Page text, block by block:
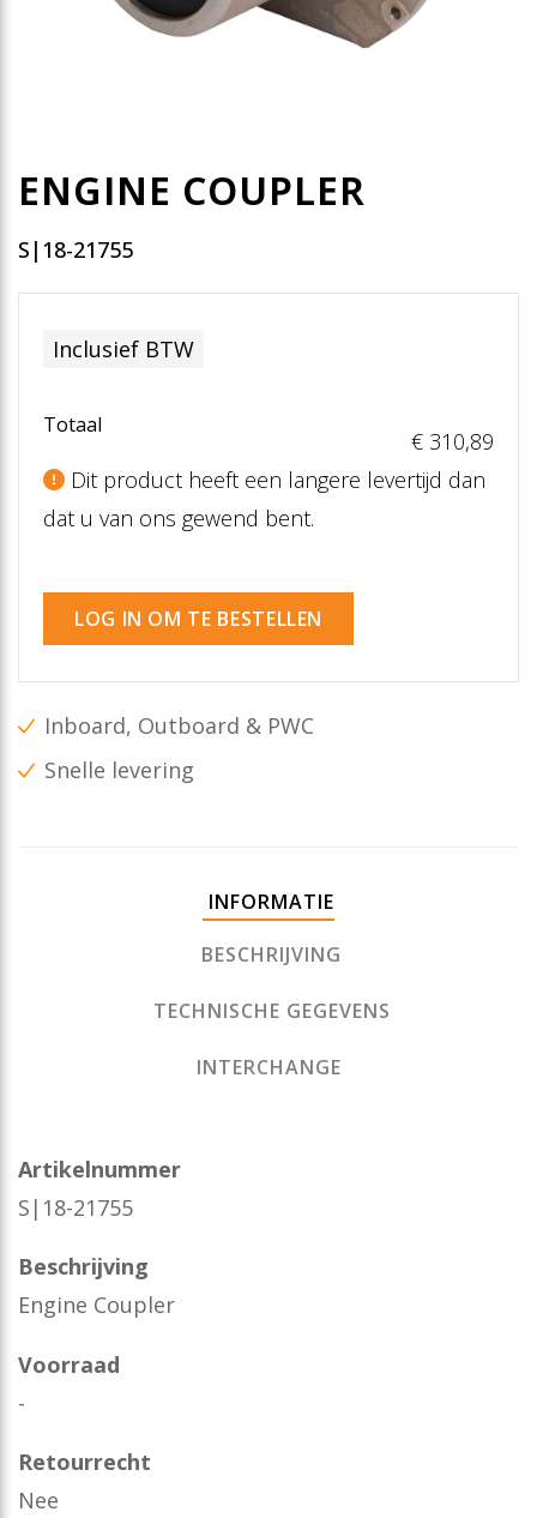
ENGINE COUPLER
S|18-21755
Inclusief BTW
Totaal
€ 310,89
Dit product heeft een langere levertijd dan
dat u van ons gewend bent.
LOG IN OM TE BESTELLEN
Inboard, Outboard & PWC
Snelle levering
INFORMATIE
BESCHRIJVING
TECHNISCHE GEGEVENS
INTERCHANGE
Artikelnummer
S|18-21755
Beschrijving
Engine Coupler
Voorraad
-
Retourrecht
Nee